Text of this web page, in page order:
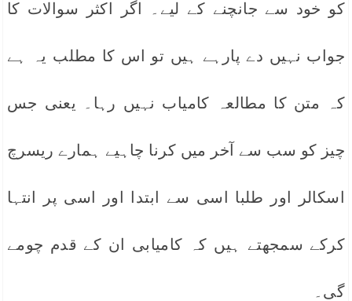
کو خود سے جانچنے کے لیے۔ اگر اکثر سوالات کا
جواب نہیں دے پارہے ہیں تو اس کا مطلب یہ ہے
کہ متن کا مطالعہ کامیاب نہیں رہا۔ یعنی جس
چیز کو سب سے آخر میں کرنا چاہیے ہمارے ریسرچ
اسکالر اور طلبا اسی سے ابتدا اور اسی پر انتہا
کرکے سمجھتے ہیں کہ کامیابی ان کے قدم چومے
گی۔